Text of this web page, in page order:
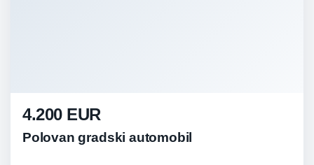
4.200 EUR
Polovan gradski automobil